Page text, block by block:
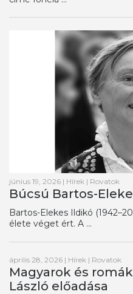
június 19, 2026 | Hírek | Rovatok
Búcsú Bartos-
Bartos-Elekes Ildikó
élete véget ért. A ...
április 28, 2026 | Hírek | Rovatok
Magyarok és
László előadása